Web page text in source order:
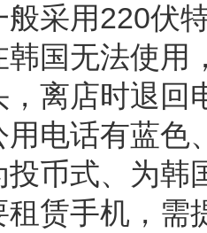
般采用220伏
韩国无法使
，离店时退回
用电话有蓝
币式、为韩
租赁手机，需